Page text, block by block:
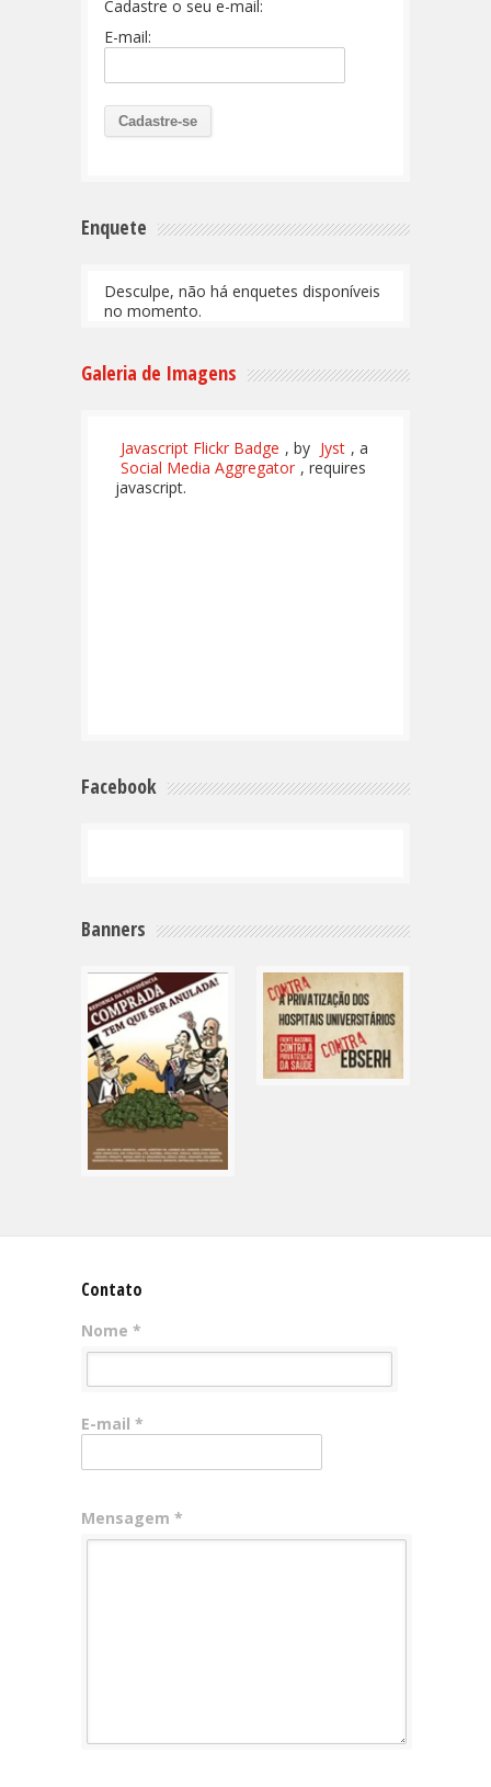
Cadastre o seu e-mail:
E-mail:
Enquete
Desculpe, não há enquetes disponíveis
no momento.
Galeria de Imagens
Javascript Flickr Badge , by Jyst , a
Social Media Aggregator , requires
javascript.
Facebook
Banners
Contato
Nome *
E-mail *
Mensagem *